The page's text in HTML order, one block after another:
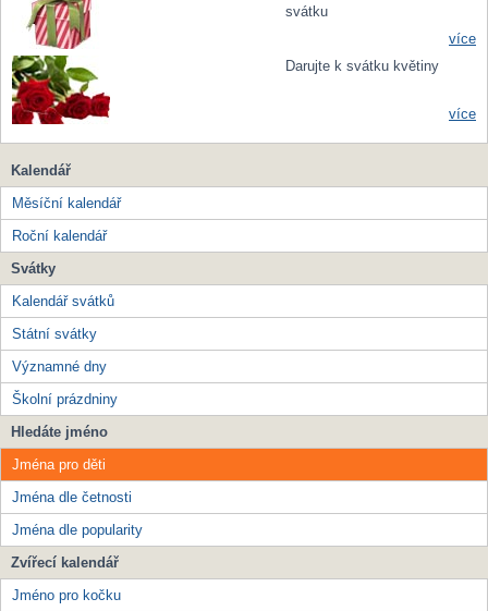
svátku
více
Darujte k svátku květiny
více
Kalendář
Měsíční kalendář
Roční kalendář
Svátky
Kalendář svátků
Státní svátky
Významné dny
Školní prázdniny
Hledáte jméno
Jména pro děti
Jména dle četnosti
Jména dle popularity
Zvířecí kalendář
Jméno pro kočku